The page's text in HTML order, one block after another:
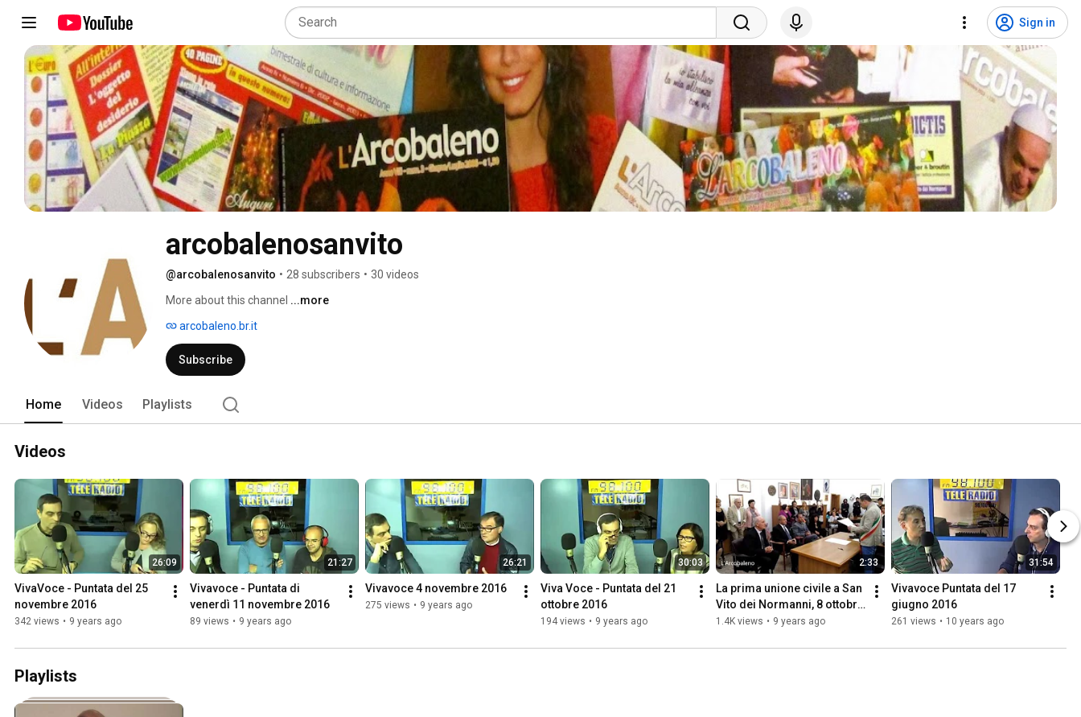
Sign in
arcobalenosanvito
@arcobalenosanvito • 28 subscribers • 30 videos
More about this channel ...more
arcobaleno.br.it
Subscribe
Home Videos Playlists
Videos
26:09
VivaVoce - Puntata del 25
novembre 2016
342 views • 9 years ago
21:27
Vivavoce - Puntata di
venerdì 11 novembre 2016
89 views • 9 years ago
26:21
Vivavoce 4 novembre 2016
275 views • 9 years ago
30:03
Viva Voce - Puntata del 21
ottobre 2016
194 views • 9 years ago
2:33
La prima unione civile a San
Vito dei Normanni, 8 ottobre
2016
1.4K views • 9 years ago
31:54
Vivavoce Puntata del 17
giugno 2016
261 views • 10 years ago
Playlists